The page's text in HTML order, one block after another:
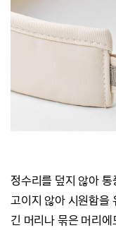
정수리를 덮지 않아
고이지 않아 시원함을
긴 머리나 묶은 머리